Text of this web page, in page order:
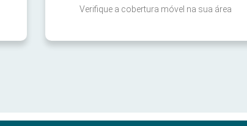
Verifique a cobertura móvel na sua área